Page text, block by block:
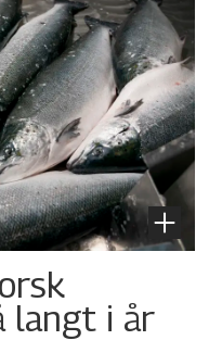
langt i år